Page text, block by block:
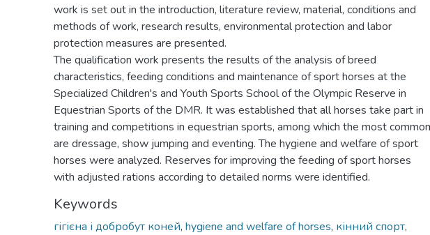
work is set out in the introduction, literature review, material, conditions and
methods of work, research results, environmental protection and labor
protection measures are presented.
The qualification work presents the results of the analysis of breed
characteristics, feeding conditions and maintenance of sport horses at the
Specialized Children's and Youth Sports School of the Olympic Reserve in
Equestrian Sports of the DMR. It was established that all horses take part in
training and competitions in equestrian sports, among which the most common
are dressage, show jumping and eventing. The hygiene and welfare of sport
horses were analyzed. Reserves for improving the feeding of sport horses
with adjusted rations according to detailed norms were identified.
Keywords
гігієна і добробут коней, hygiene and welfare of horses, кінний спорт,